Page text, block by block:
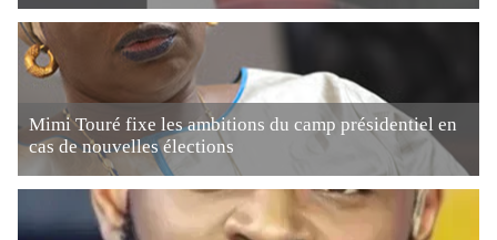
Mimi Touré fixe les ambitions du camp présidentiel en
cas de nouvelles élections